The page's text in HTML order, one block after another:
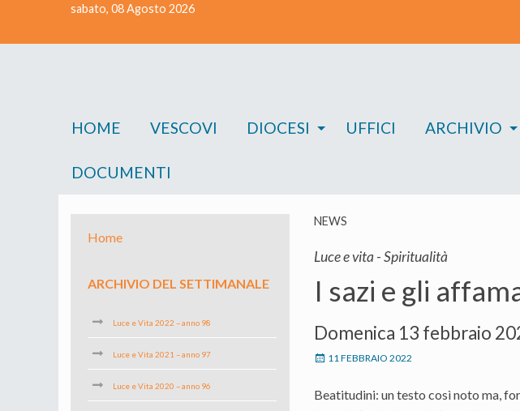
sabato, 08 Agosto 2026
HOME VESCOVI DIOCESI UFFICI ARCHIVIO
DOCUMENTI
NEWS
Luce e vita - Spiritualità
I sazi e gli
Domenica 13 febbraio
11 FEBBRAIO 2022
Beatitudini: un testo così noto ma,
Home
ARCHIVIO DEL SETTIMANALE
Luce e Vita 2022 – anno 98
Luce e Vita 2021 – anno 97
Luce e Vita 2020 – anno 96